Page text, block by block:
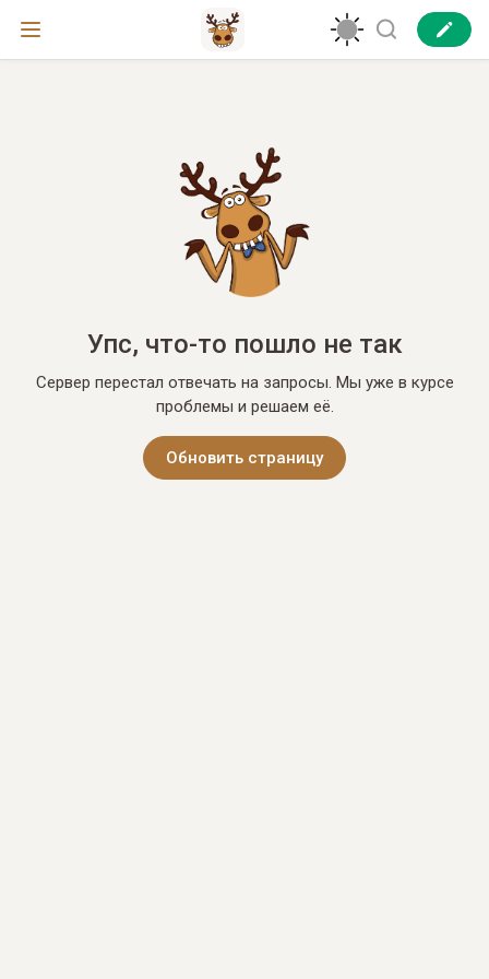
Упс, что-то пошло не так
Сервер перестал отвечать на запросы. Мы уже в курсе
проблемы и решаем её.
Обновить страницу